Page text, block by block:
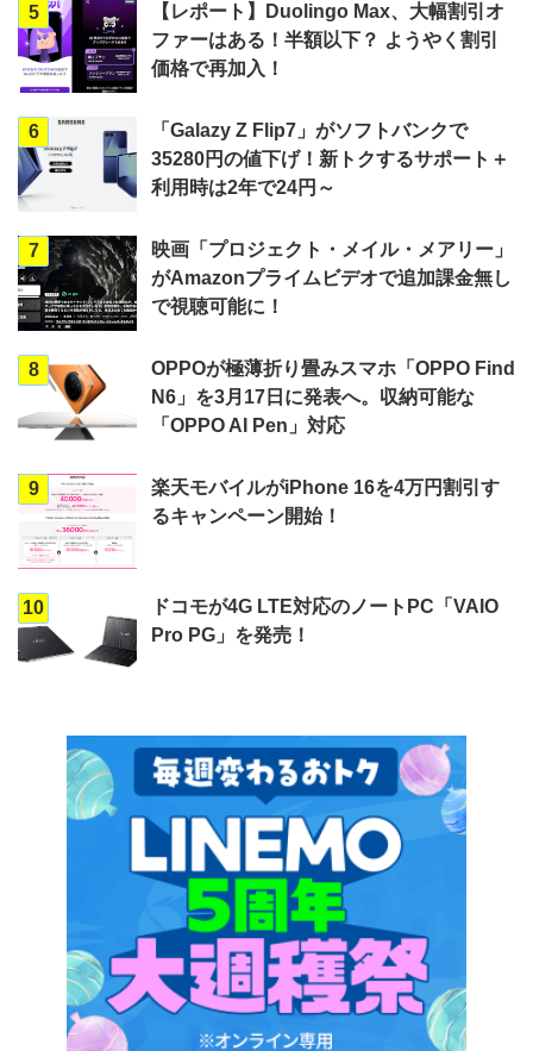
5
【レポート】Duolingo Max、大幅割引オ
ファーはある！半額以下？ ようやく割引
価格で再加入！
6
「Galazy Z Flip7」がソフトバンクで
35280円の値下げ！新トクするサポート＋
利用時は2年で24円～
7
映画「プロジェクト・メイル・メアリー」
がAmazonプライムビデオで追加課金無し
で視聴可能に！
8
OPPOが極薄折り畳みスマホ「OPPO Find
N6」を3月17日に発表へ。収納可能な
「OPPO AI Pen」対応
9
楽天モバイルがiPhone 16を4万円割引す
るキャンペーン開始！
10
ドコモが4G LTE対応のノートPC「VAIO
Pro PG」を発売！